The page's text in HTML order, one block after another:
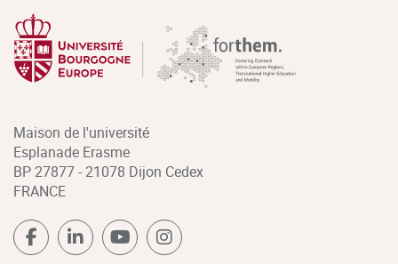
Maison de l'université
Esplanade Erasme
BP 27877 - 21078 Dijon Cedex
FRANCE